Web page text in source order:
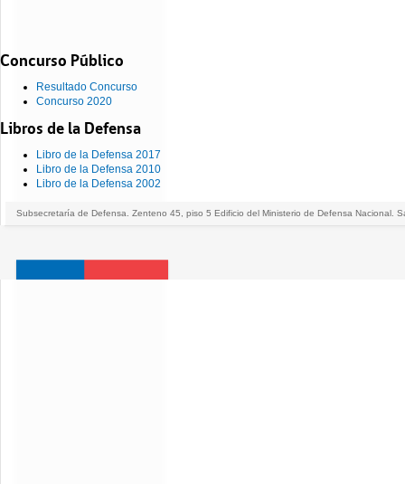
Concurso Público
Resultado Concurso
Concurso 2020
Libros de la Defensa
Libro de la Defensa 2017
Libro de la Defensa 2010
Libro de la Defensa 2002
Subsecretaría de Defensa. Zenteno 45, piso 5 Edificio del Ministerio de Defensa Nacional.